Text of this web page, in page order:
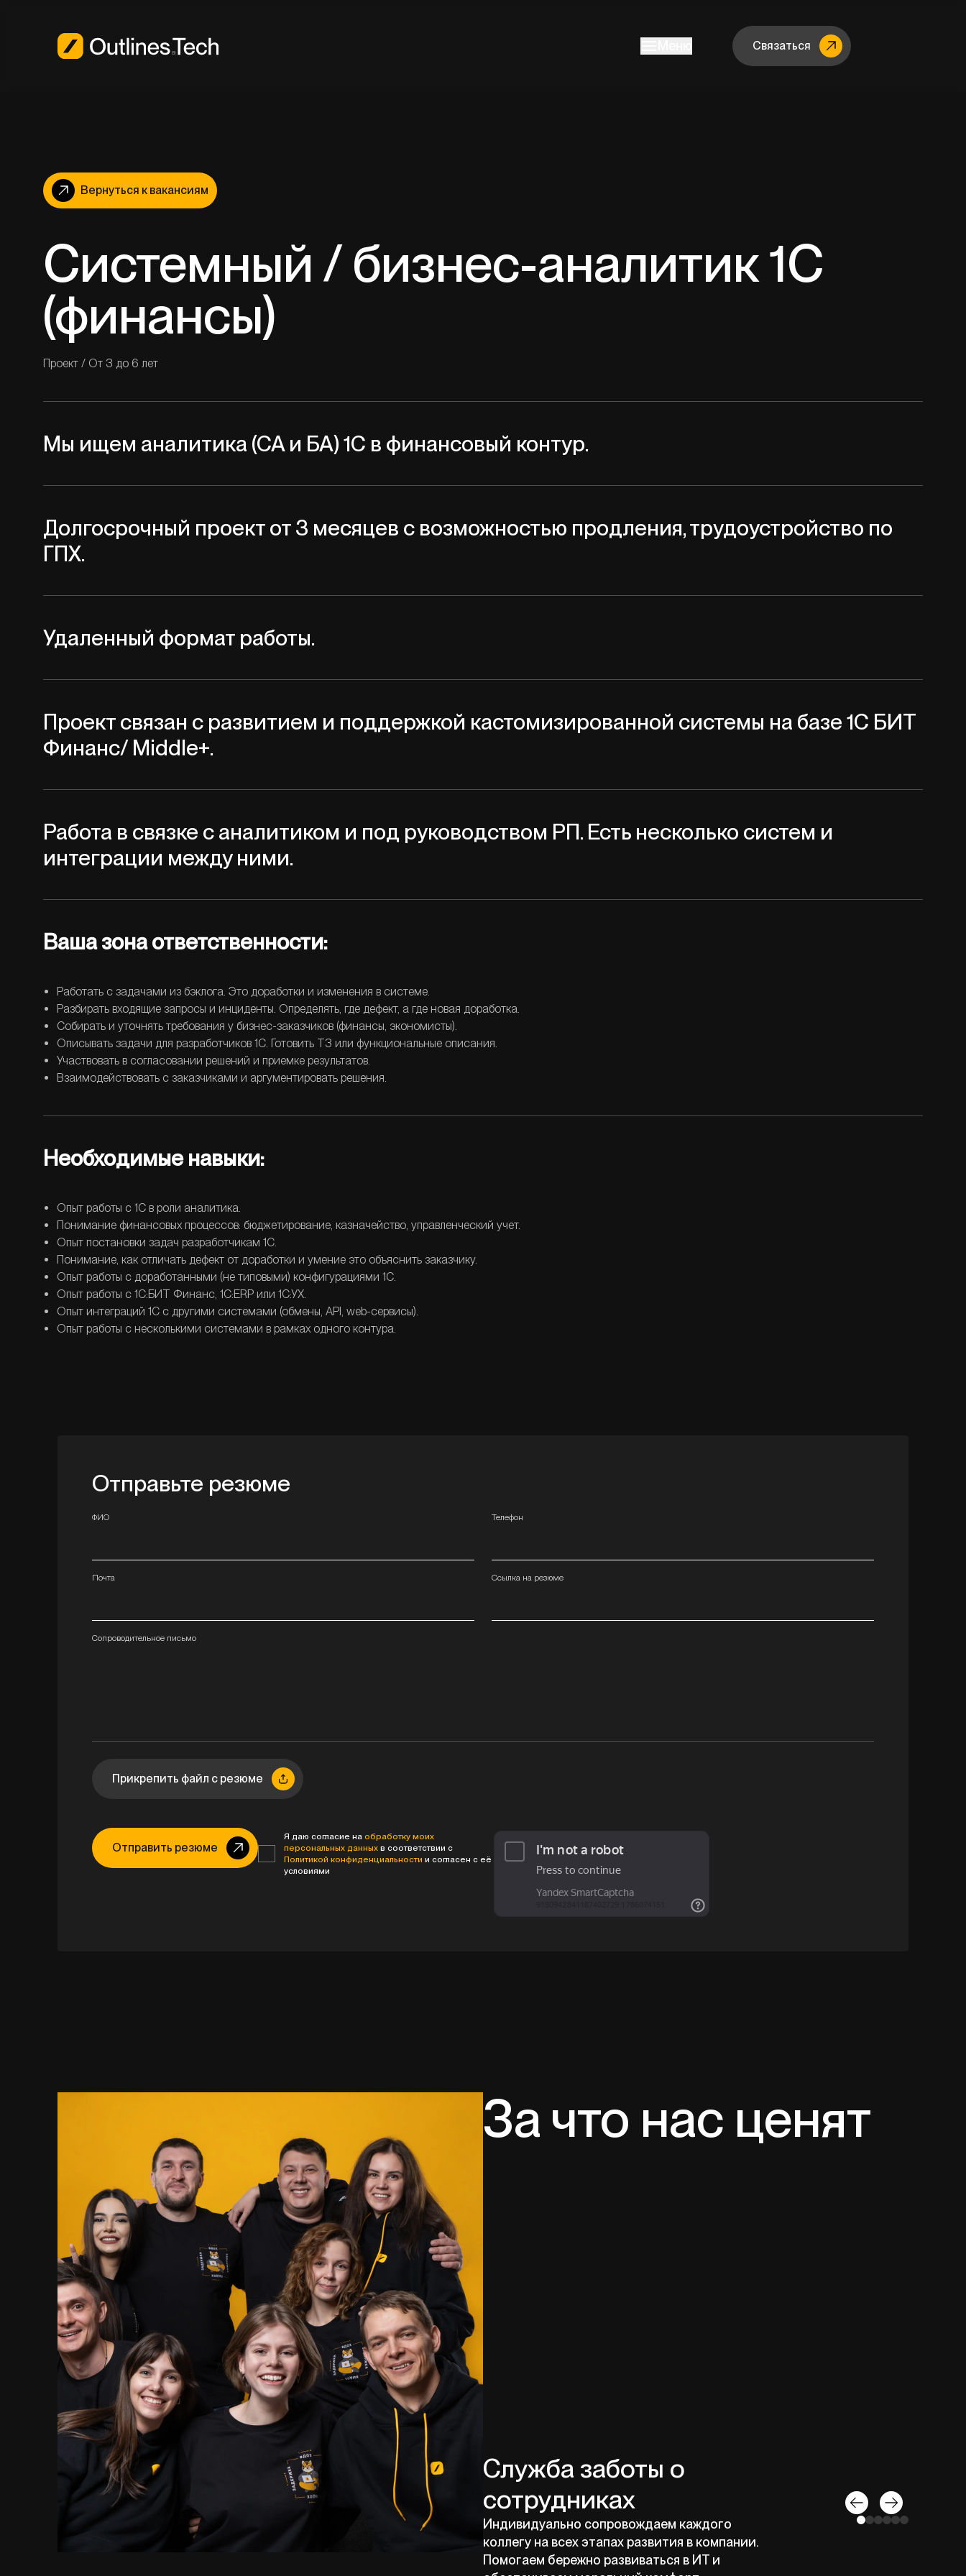
Связаться
Вернуться к вакансиям
Системный / бизнес-аналитик 1С
(финансы)
Проект / От 3 до 6 лет
Мы ищем аналитика (СА и БА) 1С в финансовый контур.
Долгосрочный проект от 3 месяцев с возможностью продления, трудоустройство по
ГПХ.
Удаленный формат работы.
Проект связан с развитием и поддержкой кастомизированной системы на базе 1С БИТ
Финанс/ Middle+.
Работа в связке с аналитиком и под руководством РП. Есть несколько систем и
интеграции между ними.
Ваша зона ответственности:
Работать с задачами из бэклога. Это доработки и изменения в системе.
Разбирать входящие запросы и инциденты. Определять, где дефект, а где новая доработка.
Собирать и уточнять требования у бизнес-заказчиков (финансы, экономисты).
Описывать задачи для разработчиков 1С. Готовить ТЗ или функциональные описания.
Участвовать в согласовании решений и приемке результатов.
Взаимодействовать с заказчиками и аргументировать решения.
Необходимые навыки:
Опыт работы с 1С в роли аналитика.
Понимание финансовых процессов: бюджетирование, казначейство, управленческий учет.
Опыт постановки задач разработчикам 1С.
Понимание, как отличать дефект от доработки и умение это объяснить заказчику.
Опыт работы с доработанными (не типовыми) конфигурациями 1С.
Опыт работы с 1С:БИТ Финанс, 1С:ERP или 1С:УХ.
Опыт интеграций 1С с другими системами (обмены, API, web-сервисы).
Опыт работы с несколькими системами в рамках одного контура.
Отправьте резюме
ФИО Телефон
Почта Ссылка на резюме
Сопроводительное письмо
Прикрепить файл с резюме
Я даю согласие на обработку моих
персональных данных в соответствии с
Политикой конфиденциальности и согласен с её
условиями
Отправить резюме
За что нас ценят
Служба заботы о
сотрудниках
Индивидуально сопровождаем каждого
коллегу на всех этапах развития в компании.
Помогаем бережно развиваться в ИТ и